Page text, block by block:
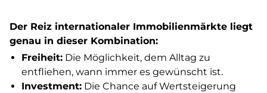
Der Reiz internationaler Immobilienmärkte liegt
genau in dieser Kombination:
Freiheit: Die Möglichkeit, dem Alltag zu
entfliehen, wann immer es gewünscht ist.
Investment: Die Chance auf Wertsteigerung